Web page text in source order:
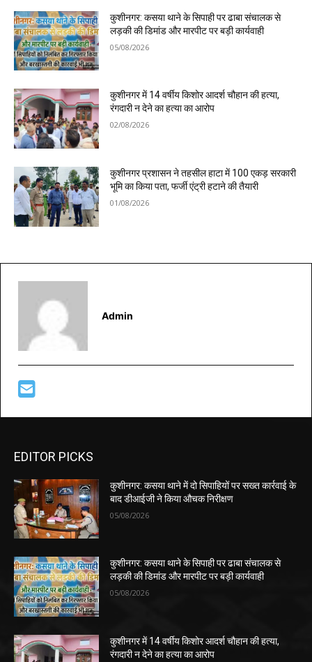
कुशीनगर: कसया थाने के सिपाही पर ढाबा संचालक से
लड़की की डिमांड और मारपीट पर बड़ी कार्यवाही
05/08/2026
कुशीनगर में 14 वर्षीय किशोर आदर्श चौहान की हत्या,
रंगदारी न देने का हत्या का आरोप
02/08/2026
कुशीनगर प्रशासन ने तहसील हाटा में 100 एकड़ सरकारी
भूमि का किया पता, फर्जी एंट्री हटाने की तैयारी
01/08/2026
Admin
EDITOR PICKS
कुशीनगर: कसया थाने में दो सिपाहियों पर सख्त कार्रवाई के
बाद डीआईजी ने किया औचक निरीक्षण
05/08/2026
कुशीनगर: कसया थाने के सिपाही पर ढाबा संचालक से
लड़की की डिमांड और मारपीट पर बड़ी कार्यवाही
05/08/2026
कुशीनगर में 14 वर्षीय किशोर आदर्श चौहान की हत्या,
रंगदारी न देने का हत्या का आरोप